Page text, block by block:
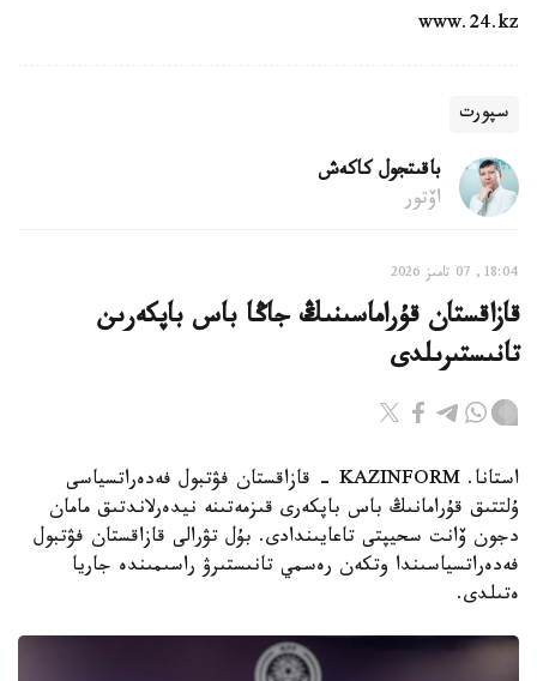
www.24.kz
سپورت
باقىتجول كاكەش
اۆتور
18:04, 07 تامىز 2026
قازاقستان قۇراماسىنىڭ جاڭا باس باپكەرىن
تانىستىرىلدى
استانا. KAZINFORM - قازاقستان فۋتبول فەدەراتسياسى
ۇلتتىق قۇرامانىڭ باس باپكەرى قىزمەتىنە نيدەرلاندتىق مامان
دجون ۆانت سحيپتى تاعايىندادى. بۇل تۋرالى قازاقستان فۋتبول
فەدەراتسياسىندا وتكەن رەسمي تانىستىرۋ راسىمىندە جاريا
ەتىلدى.